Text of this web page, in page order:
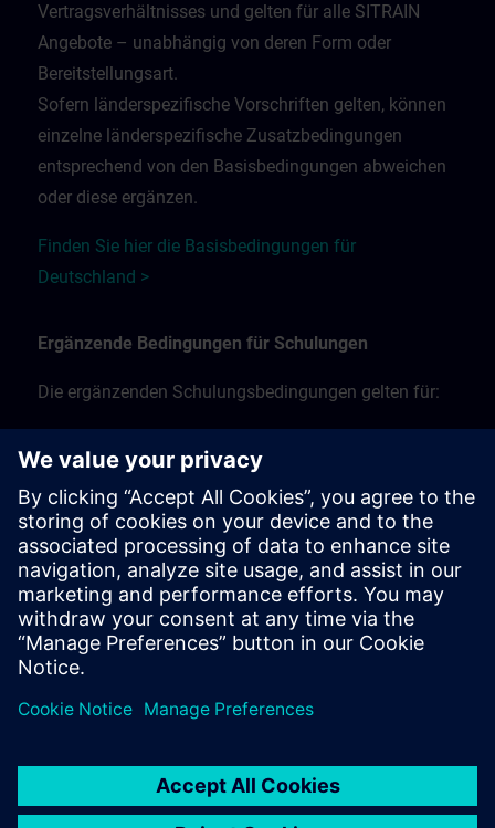
Vertragsverhältnisses und gelten für alle SITRAIN
Angebote – unabhängig von deren Form oder
Bereitstellungsart.
Sofern länderspezifische Vorschriften gelten, können
einzelne länderspezifische Zusatzbedingungen
entsprechend von den Basisbedingungen abweichen
oder diese ergänzen.
Finden Sie hier die Basisbedingungen für
Deutschland >
Ergänzende Bedingungen für Schulungen
Die ergänzenden Schulungsbedingungen gelten für:
vor Ort
Live-Online-Schulungen per Fernzugriff
Workshop-Schulungen.
Finden Sie hier die ergänzenden
Schulungsbedingungen >